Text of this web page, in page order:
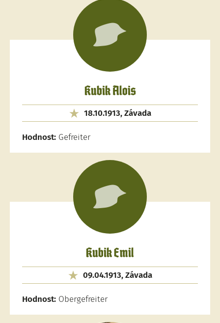
Kubik Alois
18.10.1913, Závada
Hodnost: Gefreiter
Kubik Emil
09.04.1913, Závada
Hodnost: Obergefreiter